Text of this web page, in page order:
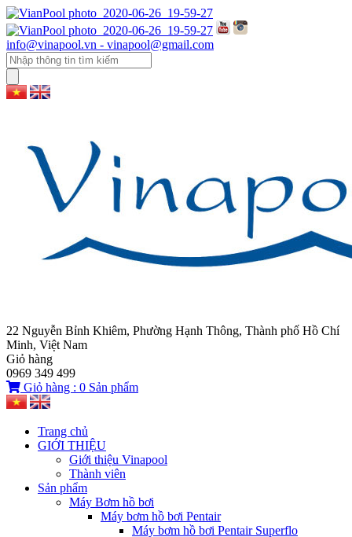
info@vinapool.vn - vinapool@gmail.com
22 Nguyễn Bỉnh Khiêm, Phường Hạnh Thông, Thành phố Hồ Chí
Minh, Việt Nam
Giỏ hàng
0969 349 499
Giỏ hàng : 0 Sản phẩm
Trang chủ
GIỚI THIỆU
Giới thiệu Vinapool
Thành viên
Sản phẩm
Máy Bơm hồ bơi
Máy bơm hồ bơi Pentair
Máy bơm hồ bơi Pentair Superflo